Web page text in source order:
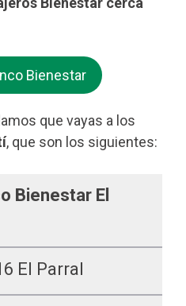
Bienestar
que vayas a los
, que son los siguientes:
Bienestar El
El Parral